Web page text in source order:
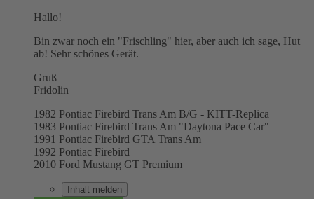
Hallo!
Bin zwar noch ein "Frischling" hier, aber auch ich sage, Hut
ab! Sehr schönes Gerät.
Gruß
Fridolin
1982 Pontiac Firebird Trans Am B/G - KITT-Replica
1983 Pontiac Firebird Trans Am "Daytona Pace Car"
1991 Pontiac Firebird GTA Trans Am
1992 Pontiac Firebird
2010 Ford Mustang GT Premium
Inhalt melden